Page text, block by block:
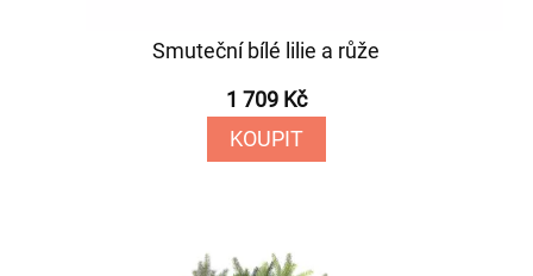
Smuteční bílé lilie a růže
1 709 Kč
KOUPIT